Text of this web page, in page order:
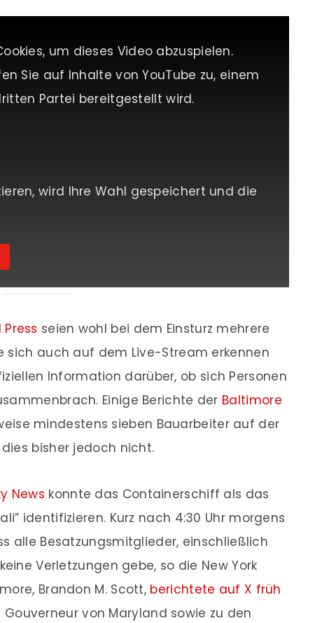
um dieses Video abzuspielen.
Sie auf Inhalte von YouTube zu, einem
Partei bereitgestellt wird.
wird Ihre Wahl gespeichert und die
seien wohl bei dem Einsturz mehrere
sich auch auf dem Live-Stream erkennen
Information darüber, ob sich Personen
Einige Berichte der Baltimore
mindestens sieben Bauarbeiter auf der
bisher jedoch nicht.
News konnte das Containerschiff als das
identifizieren. Kurz nach 4:30 Uhr morgens
alle Besatzungsmitglieder, einschließlich
Verletzungen gebe, so die New York
Brandon M. Scott, berichtete auf X früh
von Maryland sowie zu den